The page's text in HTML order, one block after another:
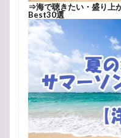
⇒海で聴きたい・盛り上
Best30選